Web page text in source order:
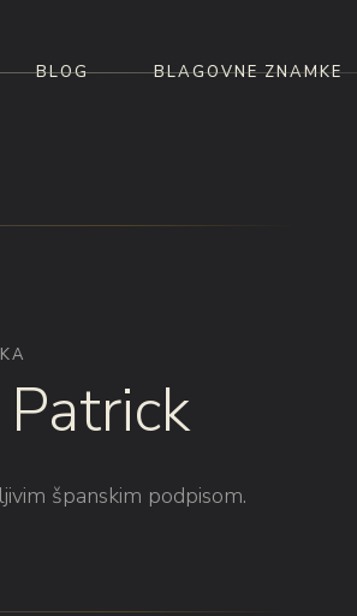
BLOG BLAGOVNE ZNAMKE
španskim podpisom.